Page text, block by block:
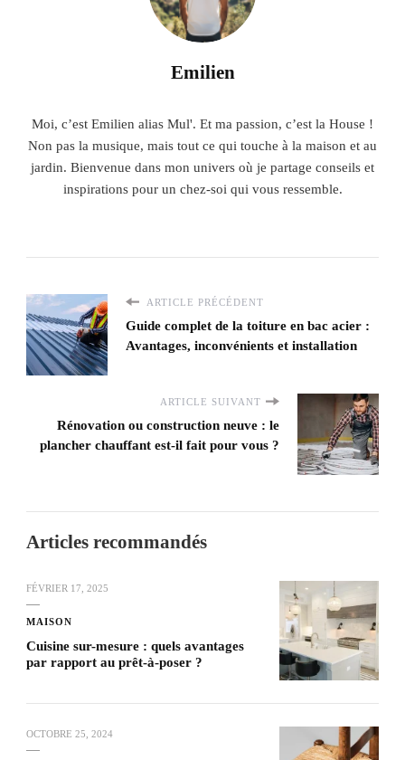
Emilien
Moi, c’est Emilien alias Mul'. Et ma passion, c’est la House !
Non pas la musique, mais tout ce qui touche à la maison et au
jardin. Bienvenue dans mon univers où je partage conseils et
inspirations pour un chez-soi qui vous ressemble.
ARTICLE PRÉCÉDENT
Guide complet de la toiture en bac acier :
Avantages, inconvénients et installation
ARTICLE SUIVANT
Rénovation ou construction neuve : le
plancher chauffant est-il fait pour vous ?
Articles recommandés
FÉVRIER 17, 2025
MAISON
Cuisine sur-mesure : quels avantages
par rapport au prêt-à-poser ?
OCTOBRE 25, 2024